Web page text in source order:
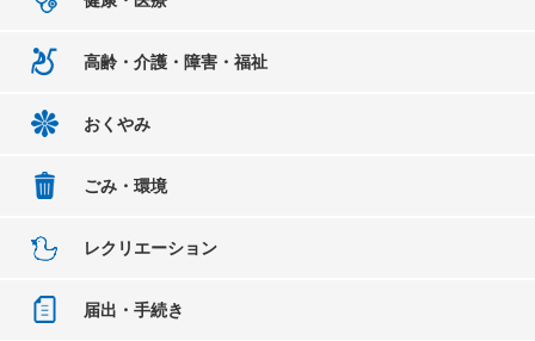
高齢・介護・障害・福祉
おくやみ
ごみ・環境
レクリエーション
届出・手続き